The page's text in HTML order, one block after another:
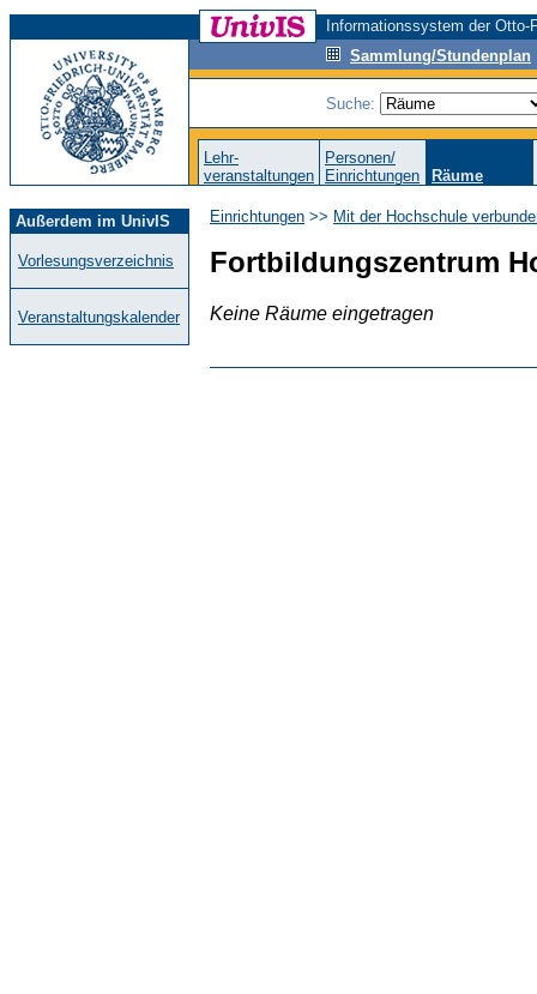
Informationssystem der
Sammlung/Stundenplan
Suche:
Lehr-
veranstaltungen
Personen/
Einrichtungen
Räume
Außerdem im UnivIS
Vorlesungsverzeichnis
Veranstaltungskalender
Einrichtungen >> Mit der Hochschule
Fortbildungszentrum
Keine Räume eingetragen